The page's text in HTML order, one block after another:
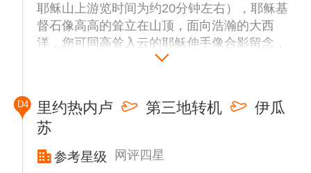
耶稣山上游览时间为约20分钟左右），耶稣基
督石像高高的耸立在山顶，面向浩瀚的大西
洋，您可同高耸入云的耶稣伸手像合影留念，
并在此远观十六公里尼特罗伊跨海大桥。
COPACABANA海滩漫步，远观科帕卡巴纳炮
台，欣赏蓝天白云，椰风海韵，欣赏美丽的大
西洋风光。
午餐后前往【塞勒隆台阶】。这是位于巴西里
D4 里约热内卢 第三地转机
伊瓜
苏
参考星级 网评四星